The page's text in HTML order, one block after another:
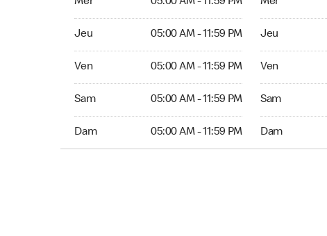
Jeu 05:00 AM - 11:59 PM
Ven 05:00 AM - 11:59 PM
Sam 05:00 AM - 11:59 PM
Dam 05:00 AM - 11:59 PM
Jeu
Ven
Sam
Dam